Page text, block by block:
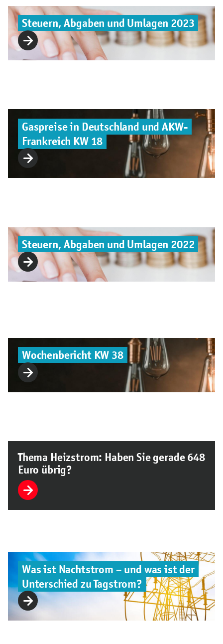
Steuern, Abgaben und Umlagen 2023
Gaspreise in Deutschland und AKW-
Frankreich KW 18
Steuern, Abgaben und Umlagen 2022
Wochenbericht KW 38
Thema Heizstrom: Haben Sie gerade 648
Euro übrig?
Was ist Nachtstrom – und was ist der
Unterschied zu Tagstrom?